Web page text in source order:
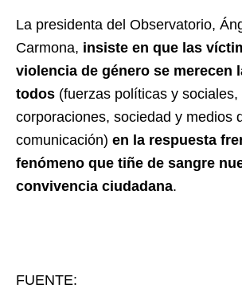
La presidenta del Observatorio,
Carmona, insiste en que las
violencia de género se merecen
todos (fuerzas políticas y
corporaciones, sociedad y medios
comunicación) en la respuesta
fenómeno que tiñe de sangre
convivencia ciudadana.
FUENTE: